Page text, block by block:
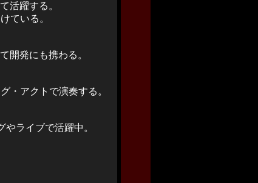
活躍する。
ている。
開発にも携わる。
・アクトで演奏する。
ライブで活躍中。